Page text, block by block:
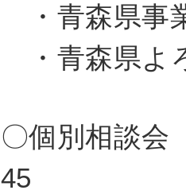
・青森県事
・青森県よ
〇個別相談
45